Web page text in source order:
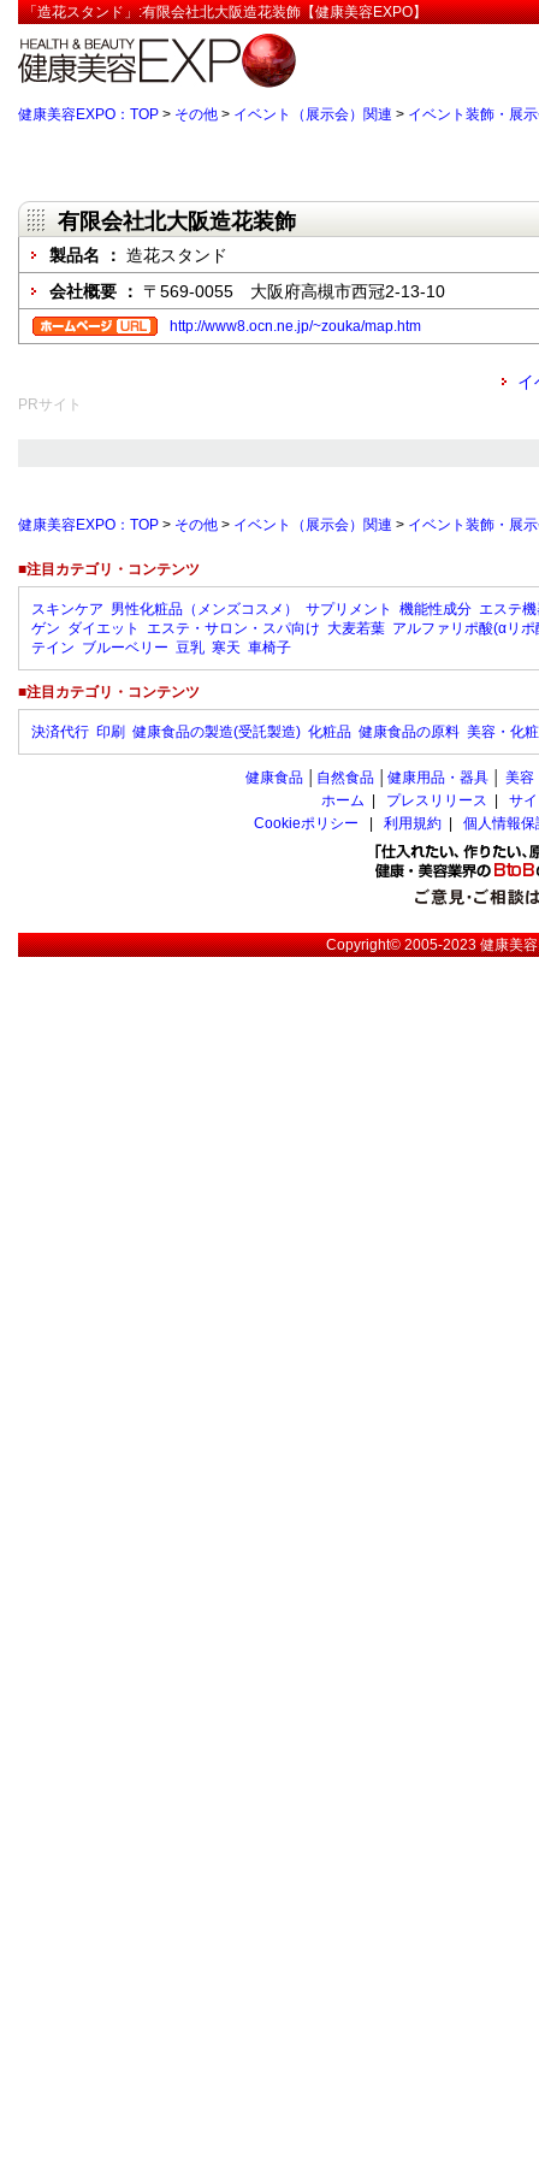
「造花スタンド」:有限会社北大阪造花装飾【健康美容EXPO】
健康美容EXPO：TOP > その他 > イベント（展示会）関連 > イベント装飾・展
有限会社北大阪造花装飾
製品名 ： 造花スタンド
会社概要 ： 〒569-0055 大阪府高槻市西冠2-13-10
http://www8.ocn.ne.jp/~zouka/map.htm
イ
PRサイト
健康美容EXPO：TOP > その他 > イベント（展示会）関連 > イベント装飾・展
■注目カテゴリ・コンテンツ
スキンケア 男性化粧品（メンズコスメ） サプリメント 機能性成分 エステ
ゲン ダイエット エステ・サロン・スパ向け 大麦若葉 アルファリポ酸(αリポ
テイン ブルーベリー 豆乳 寒天 車椅子
■注目カテゴリ・コンテンツ
決済代行 印刷 健康食品の製造(受託製造) 化粧品 健康食品の原料 美容・化
健康食品 自然食品 健康用品・器具 美容
ホーム
プレスリリース
サ
Cookieポリシー
利用規約 個人情報
Copyright© 2005-2023健康美